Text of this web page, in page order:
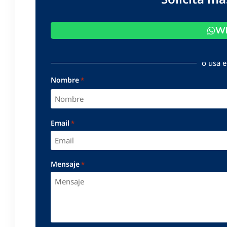
o usa
Nombre*
Email *
Mensaje*